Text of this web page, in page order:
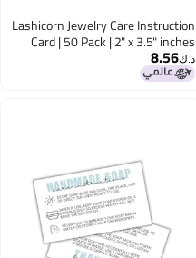
Lashicorn Jewelry Care Instruction
Card | 50 Pack | 2" x 3.5" inches
Business Card Size | Jewelry Maker
Care Card to Include with
د.ك‏8.56